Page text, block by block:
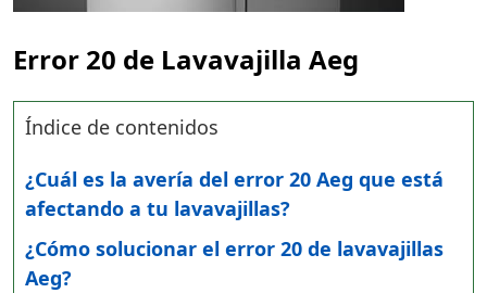
Error 20 de Lavavajilla Aeg
Índice de contenidos
¿Cuál es la avería del error 20 Aeg que está
afectando a tu lavavajillas?
¿Cómo solucionar el error 20 de lavavajillas
Aeg?